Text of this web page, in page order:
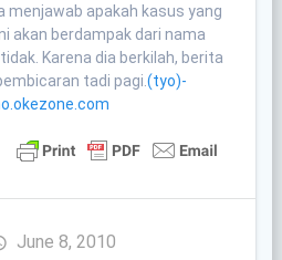
menjawab apakah kasus yang
akan berdampak dari nama
Karena dia berkilah, berita
tadi pagi.(tyo)-
June 8, 2010